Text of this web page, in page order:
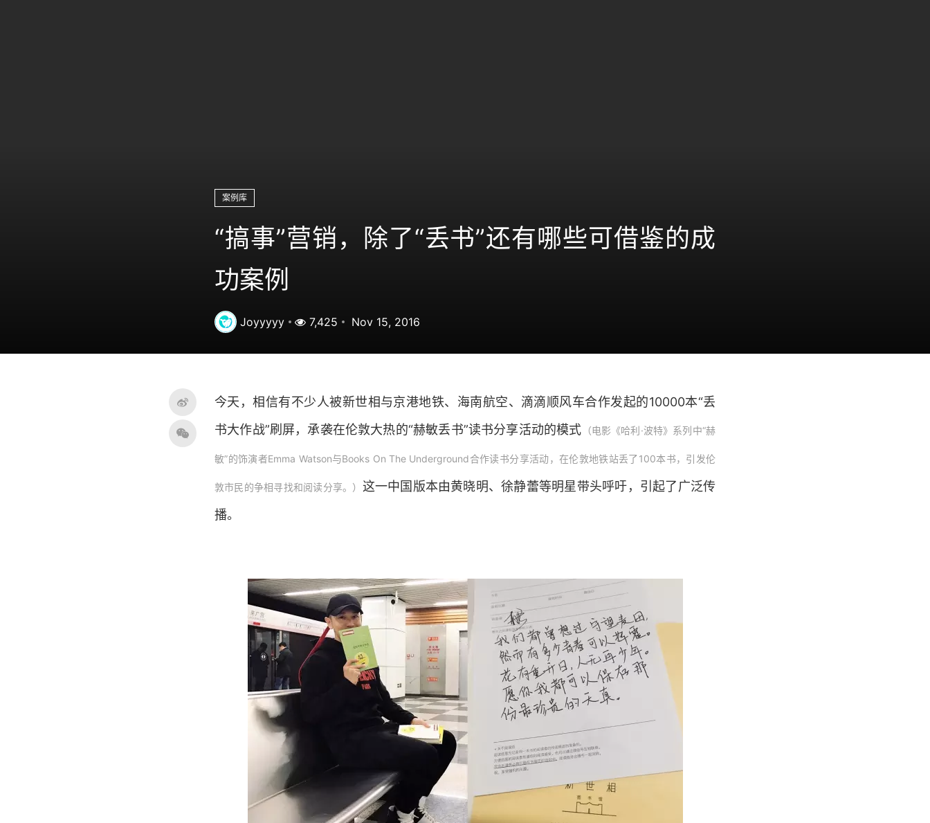
案例库
“搞事”营销，除了“丢书”还有哪些可借鉴的成
功案例
Joyyyyy 7,425 Nov 15, 2016
今天，相信有不少人被新世相与京港地铁、海南航空、滴滴顺风车合作发起的10000本“丢
书大作战”刷屏，承袭在伦敦大热的“赫敏丢书”读书分享活动的模式 （电影《哈利·波特》系列中“赫
敏”的饰演者Emma Watson与Books On The Underground合作读书分享活动，在伦敦地铁站丢了100本书，引发伦
敦市民的争相寻找和阅读分享。） 这一中国版本由黄晓明、徐静蕾等明星带头呼吁，引起了广泛传
播。